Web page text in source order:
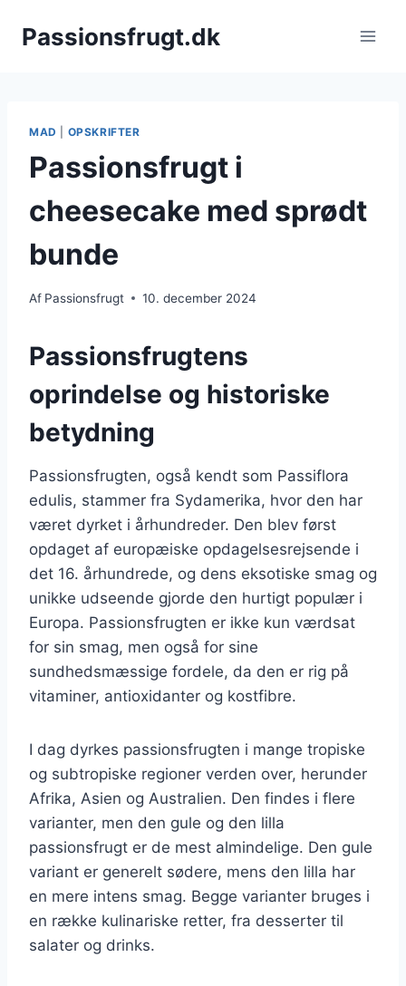
Passionsfrugt.dk
MAD OPSKRIFTER
Passionsfrugt i
cheesecake med sprødt
bunde
Af Passionsfrugt 10. december 2024
Passionsfrugtens
oprindelse og historiske
betydning
Passionsfrugten, også kendt som Passiflora
edulis, stammer fra Sydamerika, hvor den har
været dyrket i århundreder. Den blev først
opdaget af europæiske opdagelsesrejsende i
det 16. århundrede, og dens eksotiske smag og
unikke udseende gjorde den hurtigt populær i
Europa. Passionsfrugten er ikke kun værdsat
for sin smag, men også for sine
sundhedsmæssige fordele, da den er rig på
vitaminer, antioxidanter og kostfibre.
I dag dyrkes passionsfrugten i mange tropiske
og subtropiske regioner verden over, herunder
Afrika, Asien og Australien. Den findes i flere
varianter, men den gule og den lilla
passionsfrugt er de mest almindelige. Den gule
variant er generelt sødere, mens den lilla har
en mere intens smag. Begge varianter bruges i
en række kulinariske retter, fra desserter til
salater og drinks.